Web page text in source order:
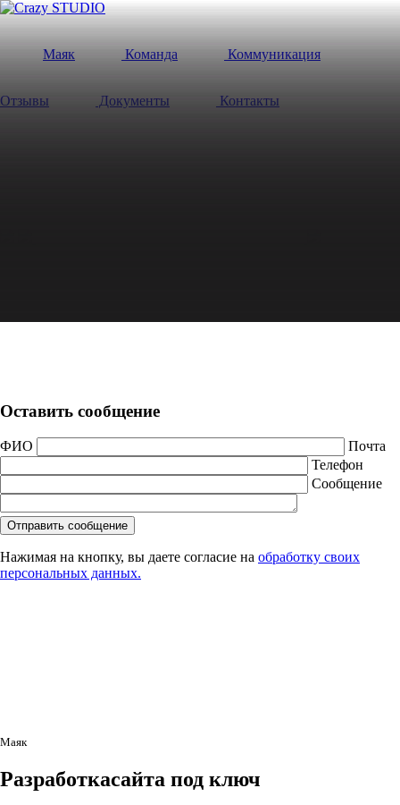
Маяк Команда Коммуникация
Отзывы Документы Контакты
Оставить сообщение
ФИО
Почта
Телефон
Сообщение
Нажимая на кнопку, вы даете согласие на обработку своих
персональных данных.
Маяк
Разработкасайта под ключ